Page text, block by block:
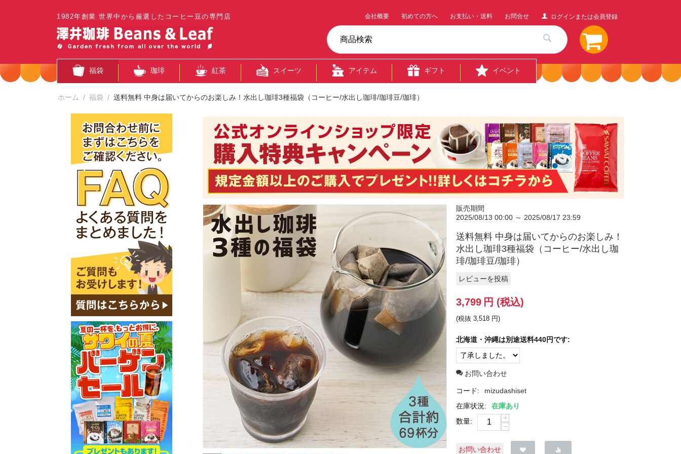
1982年創業 世界中から厳選したコーヒー豆の専門店 ログインまたは会員登録
会社概要 初めての方へ お支払い・送料 お問合せ
福袋 珈琲 紅茶 スイーツ アイテム ギフト イベント
ホーム / 福袋 / 送料無料 中身は届いてからのお楽しみ！水出し珈琲3種福袋（コーヒー/水出し珈琲/珈琲豆/珈琲）
販売期間
2025/08/13 00:00 ～ 2025/08/17 23:59
送料無料 中身は届いてからのお楽しみ！
水出し珈琲3種福袋（コーヒー/水出し珈
琲/珈琲豆/珈琲）
レビューを投稿
3,799 円 (税込)
(税抜 3,518 円)
北海道・沖縄は別途送料440円です:
お問い合わせ
コード:
mizudashiset
在庫状況:
在庫あり
数量:
+
−
お問い合わせ